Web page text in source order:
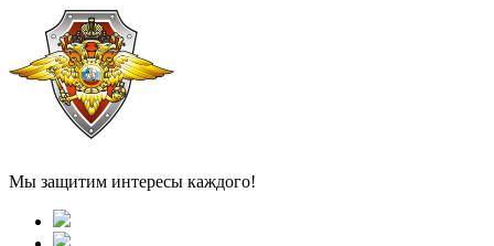
Мы защитим интересы каждого!